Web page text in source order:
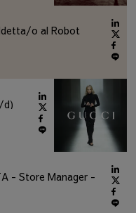
o al Robot
d)
- Store Manager -